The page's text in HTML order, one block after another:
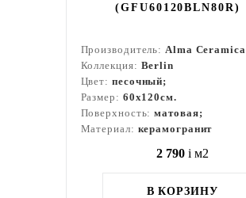
(GFU60120BLN80R)
Производитель:Alma Ceramica
Коллекция: Berlin
Цвет: песочный;
Размер: 60x120см.
Поверхность:матовая;
Материал: керамогранит
2 790 i м2
В КОРЗИНУ